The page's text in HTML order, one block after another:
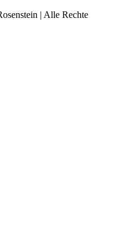
| Alle Rechte